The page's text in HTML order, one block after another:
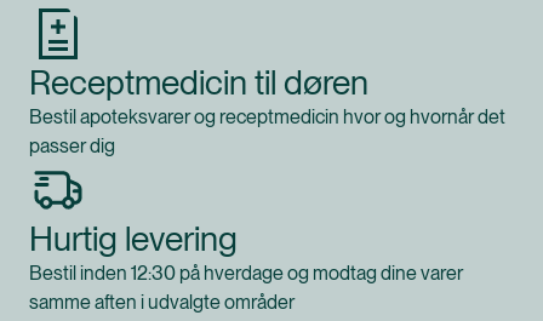
Receptmedicin til døren
Bestil apoteksvarer og receptmedicin hvor og hvornår det
passer dig
Hurtig levering
Bestil inden 12:30 på hverdage og modtag dine varer
samme aften i udvalgte områder